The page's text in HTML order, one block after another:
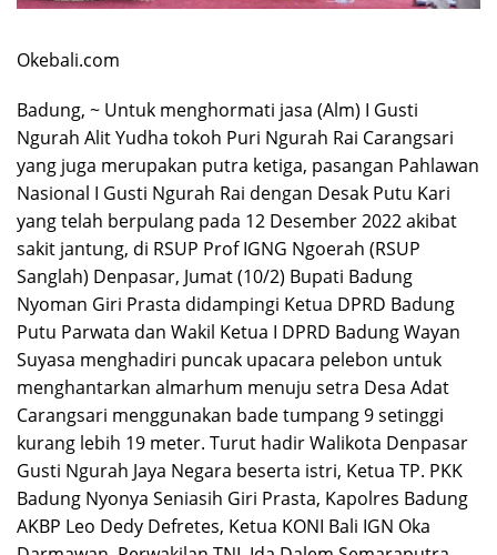
Okebali.com
Badung, ~ Untuk menghormati jasa (Alm) I Gusti
Ngurah Alit Yudha tokoh Puri Ngurah Rai Carangsari
yang juga merupakan putra ketiga, pasangan Pahlawan
Nasional I Gusti Ngurah Rai dengan Desak Putu Kari
yang telah berpulang pada 12 Desember 2022 akibat
sakit jantung, di RSUP Prof IGNG Ngoerah (RSUP
Sanglah) Denpasar, Jumat (10/2) Bupati Badung
Nyoman Giri Prasta didampingi Ketua DPRD Badung
Putu Parwata dan Wakil Ketua I DPRD Badung Wayan
Suyasa menghadiri puncak upacara pelebon untuk
menghantarkan almarhum menuju setra Desa Adat
Carangsari menggunakan bade tumpang 9 setinggi
kurang lebih 19 meter. Turut hadir Walikota Denpasar
Gusti Ngurah Jaya Negara beserta istri, Ketua TP. PKK
Badung Nyonya Seniasih Giri Prasta, Kapolres Badung
AKBP Leo Dedy Defretes, Ketua KONI Bali IGN Oka